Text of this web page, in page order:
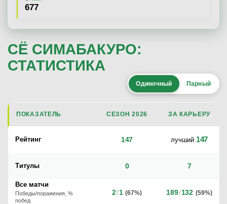
677
СЁ СИМАБАКУРО:
СТАТИСТИКА
Одиночный Парный
ПОКАЗАТЕЛЬ СЕЗОН 2026 ЗА КАРЬЕРУ
Рейтинг 147 лучший 147
Титулы 0 7
Все матчи
Победы/поражения, %
побед
2/1 (67%) 189/132 (59%)